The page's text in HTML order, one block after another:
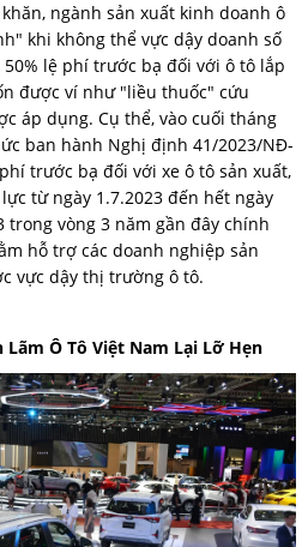
ngành sản xuất kinh doanh ô
khi không thể vực dậy doanh số
lệ phí trước bạ đối với ô tô lắp
được ví như "liều thuốc" cứu
áp dụng. Cụ thể, vào cuối tháng
ban hành Nghị định 41/2023/NĐ-
trước bạ đối với xe ô tô sản xuất,
từ ngày 1.7.2023 đến hết ngày
trong vòng 3 năm gần đây chính
hỗ trợ các doanh nghiệp sản
vực dậy thị trường ô tô.
Lãm Ô Tô Việt Nam Lại Lỡ Hẹn